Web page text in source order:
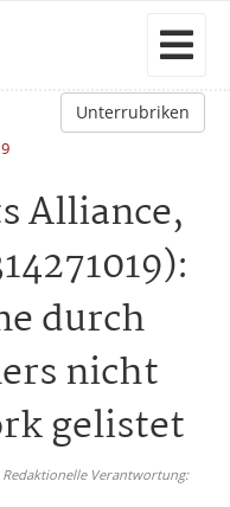
Unterrubriken
Alliance,
durch
nicht
gelistet
Verantwortung: